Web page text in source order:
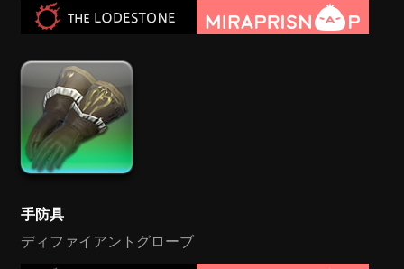
手防具
ディファイアントグローブ